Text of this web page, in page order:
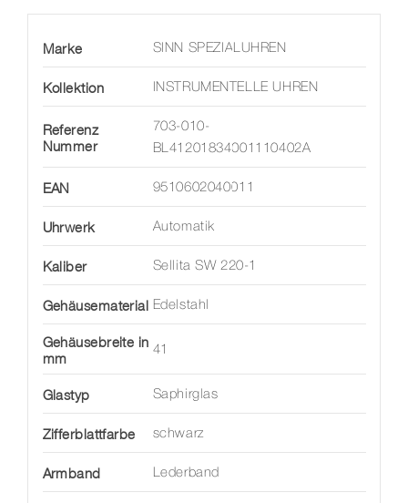
Marke SINN SPEZIALUHREN
Kollektion INSTRUMENTELLE UHREN
Referenz
Nummer
703-010-
BL41201834001110402A
EAN 9510602040011
Uhrwerk Automatik
Kaliber Sellita SW 220-1
Gehäusematerial Edelstahl
Gehäusebreite in
mm
41
Glastyp Saphirglas
Zifferblattfarbe schwarz
Armband Lederband